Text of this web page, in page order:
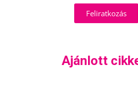
Feliratkozás
Ajánlott